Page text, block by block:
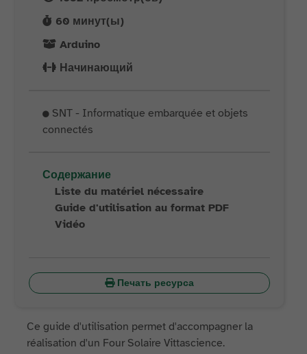
60 минут(ы)
Arduino
Начинающий
SNT - Informatique embarquée et objets
connectés
Содержание
Liste du matériel nécessaire
Guide d'utilisation au format PDF
Vidéo
Печать ресурса
Ce guide d'utilisation permet d'accompagner la
réalisation d'un Four Solaire Vittascience.